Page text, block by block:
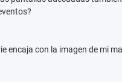
encaja con la imagen de mi